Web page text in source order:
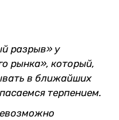
разрыв» у
рынка», который,
в ближайших
терпением.